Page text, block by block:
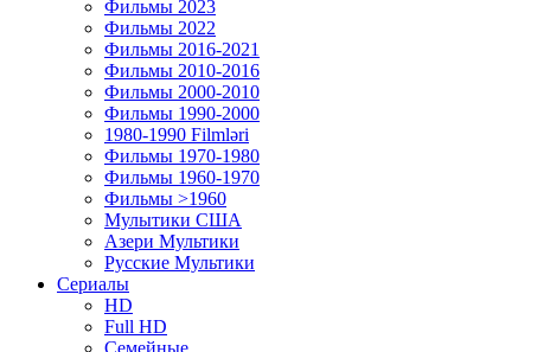
Фильмы 2023
Фильмы 2022
Фильмы 2016-2021
Фильмы 2010-2016
Фильмы 2000-2010
Фильмы 1990-2000
1980-1990 Filmləri
Фильмы 1970-1980
Фильмы 1960-1970
Фильмы >1960
Мулытики США
Азери Мультики
Русские Мультики
Сериалы
HD
Full HD
Семейные